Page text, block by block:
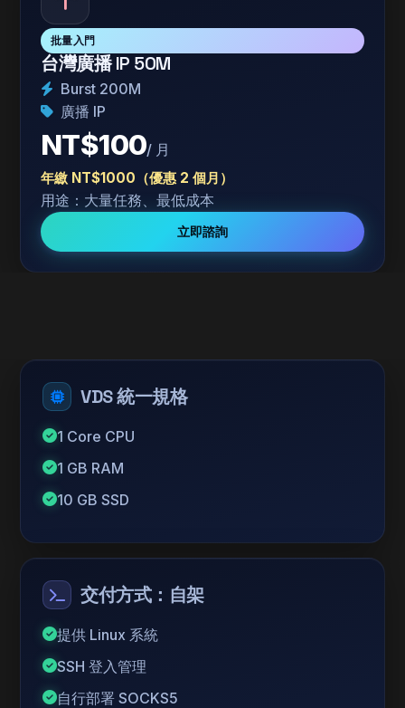
批量入門
台灣廣播 IP 50M
Burst 200M
廣播 IP
NT$100/ 月
年繳 NT$1000（優惠 2 個月）
用途：大量任務、最低成本
立即諮詢
VDS 統一規格
1 Core CPU
1 GB RAM
10 GB SSD
交付方式：自架
提供 Linux 系統
SSH 登入管理
自行部署 SOCKS5